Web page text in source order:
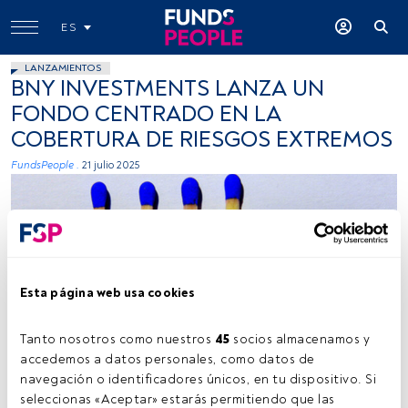
Esta página web usa cookies
Tanto nosotros como nuestros 45 socios almacenamos y
accedemos a datos personales, como datos de
navegación o identificadores únicos, en tu dispositivo. Si
seleccionas «Aceptar» estarás permitiendo que las
ES
LANZAMIENTOS
BNY INVESTMENTS LANZA UN
FONDO CENTRADO EN LA
COBERTURA DE RIESGOS EXTREMOS
FundsPeople . 21 julio 2025
Tiempo lectura: 1 min.